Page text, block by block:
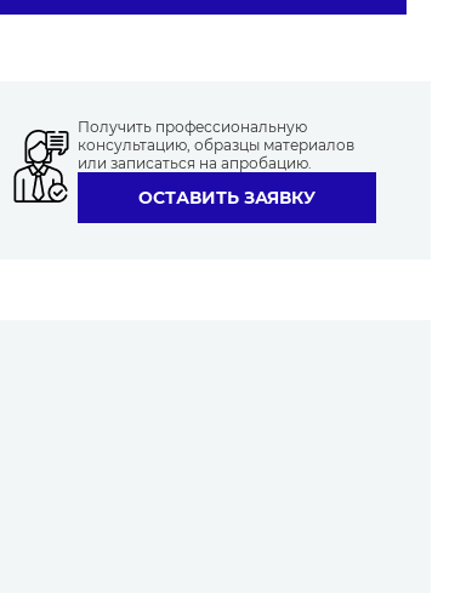
Получить профессиональную
консультацию, образцы материалов
или записаться на апробацию.
ОСТАВИТЬ ЗАЯВКУ